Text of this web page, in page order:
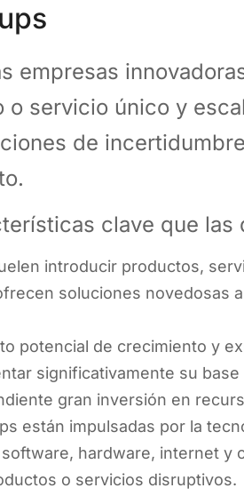
empresas
servicio único y
de
clave que las
introducir productos,
soluciones novedosas
potencial de crecimiento y
significativamente su
gran inversión en
están impulsadas por la
hardware, internet y
o servicios disruptivos.